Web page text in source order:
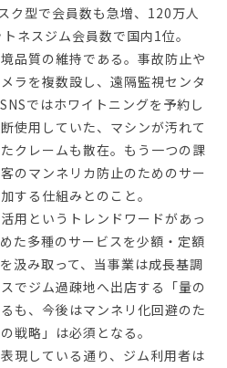
ク型で会員数も急増、120万人
ネスジム会員数で国内1位。
品質の維持である。事故防止や
ラを複数設し、遠隔監視センタ
ではホワイトニングを予約し
使用していた、マシンが汚れて
クレームも散在。もう一つの課
のマンネリカ防止のためのサー
する仕組みとのこと。
用というトレンドワードがあっ
た多種のサービスを少額・定額
汲み取って、当事業は成長基調
でジム過疎地へ出店する「量の
も、今後はマンネリ化回避のた
戦略」は必須となる。
現している通り、ジム利用者は